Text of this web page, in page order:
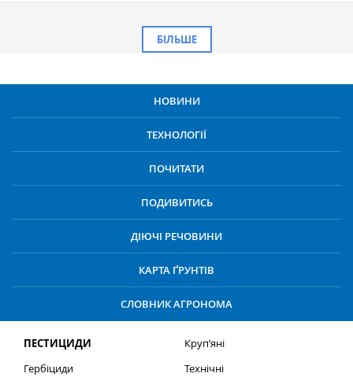
БІЛЬШЕ
НОВИНИ
ТЕХНОЛОГІЇ
ПОЧИТАТИ
ПОДИВИТИСЬ
ДІЮЧІ РЕЧОВИНИ
КАРТА ҐРУНТІВ
СЛОВНИК АГРОНОМА
ПЕСТИЦИДИ
Гербіциди
Круп’яні
Технічні